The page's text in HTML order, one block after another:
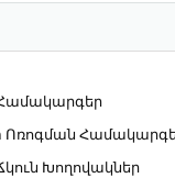
Խողովակներ